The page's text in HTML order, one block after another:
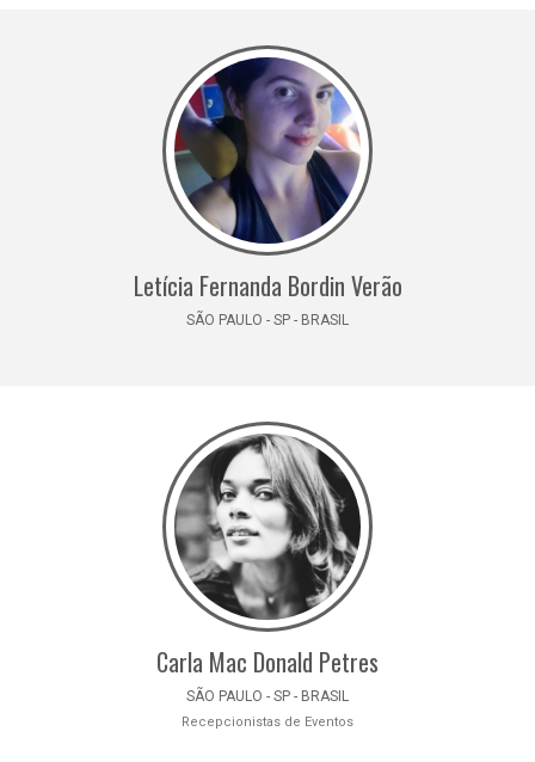
Letícia Fernanda Bordin Verão
SÃO PAULO - SP - BRASIL
Carla Mac Donald Petres
SÃO PAULO - SP - BRASIL
Recepcionistas de Eventos